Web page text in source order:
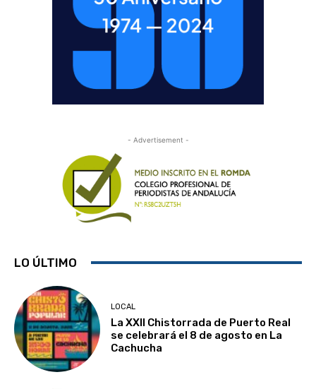
- Advertisement -
LO ÚLTIMO
LOCAL
La XXII Chistorrada de Puerto Real
se celebrará el 8 de agosto en La
Cachucha